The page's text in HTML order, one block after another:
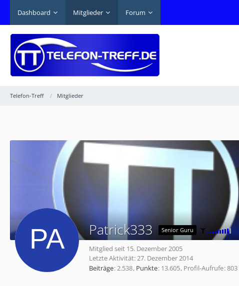
Dashboard Mitglieder Forum
Telefon-Treff Mitglieder
Patrick333 Senior Guru
Mitglied seit 15. Dezember 2005
Letzte Aktivität:27. Dezember 2014
Beiträge 2.538 Punkte 13.605 Profil-Aufrufe 803